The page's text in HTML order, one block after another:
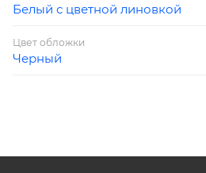
Белый с цветной линовкой
Цвет обложки
Черный